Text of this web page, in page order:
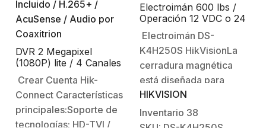
forrados con nuevos y…
Flama SafeFlame™ ofrecen;
alta
sensibilidad, respuesta
rápida, largo alcance,
amplio…
DVR 2 Megapixel
(1080P) lite / 4 Canales
TURBOHD + 1 Canal IP
/ Disco duro eSSD
Incluido / H.265+ /
AcuSense / Audio por
Coaxitrion
Crear Cuenta Hik-
Connect Características
principales:Soporte de
tecnologías: HD-TVI /
Electroimán 600 lbs /
Operación 12 VDC o 24
VDC / Led Indicativo /
Salida de Contacto Seco
Electroimán DS-
K4H250S HikVisionLa
cerradura magnética
está diseñada para
puertas de madera,
puertas de vidrio y
puertas de acero con un
HIKVISION
Inventario 38